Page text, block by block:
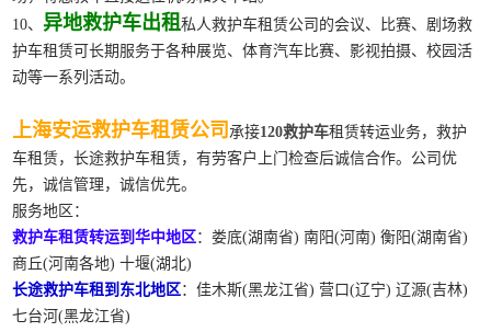
10、 异地救护车出租私人救护车租赁公司的会议、比赛、剧场救
护车租赁可长期服务于各种展览、体育汽车比赛、影视拍摄、校园活
动等一系列活动。
上海安运救护车租赁公司 承接120救护车租赁转运业务，救护
车租赁，长途救护车租赁，有劳客户上门检查后诚信合作。公司优
先，诚信管理，诚信优先。
服务地区：
救护车租赁转运到华中地区 ：娄底(湖南省) 南阳(河南) 衡阳(湖南省)
商丘(河南各地) 十堰(湖北)
长途救护车租到东北地区 ：佳木斯(黑龙江省) 营口(辽宁) 辽源(吉林)
七台河(黑龙江省)